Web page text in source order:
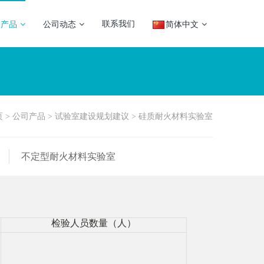
品 公司动态 联系我们 简体中文
> 公司产品 > 试验室建设规划建议 > 硅质耐火材料实验室
不定型耐火材料实验室
检验人员数量（人）